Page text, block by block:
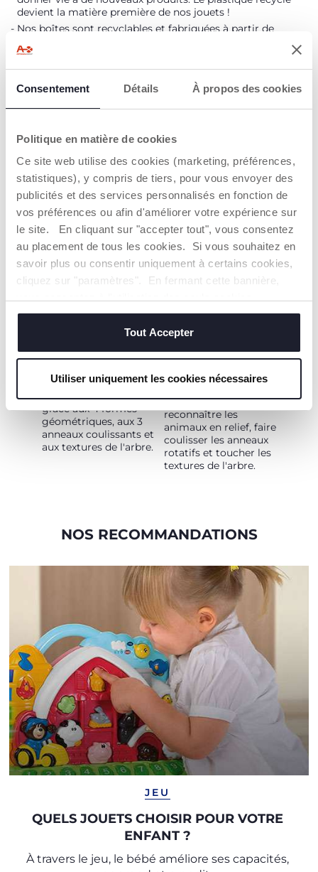
Consentement Détails À propos des cookies
Politique en matière de cookies
Ce site web utilise des cookies (marketing, préférences,
statistiques), y compris de tiers, pour vous envoyer des
publicités et des services personnalisés en fonction de
vos préférences ou afin d'améliorer votre expérience sur
le site. En cliquant sur "accepter tout", vous consentez
au placement de tous les cookies. Si vous souhaitez en
savoir plus ou consentir uniquement à certains cookies,
cliquez sur "paramètres". En fermant cette bannière,
techniques, qui sont essentiels au service demandé.
Tout Accepter
Utiliser uniquement les cookies nécessaires
devient la matière première de nos jouets !
Nos boîtes sont recyclables et fabriquées à partir de
forêts et de la biodiversité, des personnes et des
écosystèmes qui en dépendent.
CARACTÉRISTIQUES DU PRODUIT
JEU ÉDUCATIF
manuelle, les
et le développement
des capacités tactiles
grâce aux 4 formes
géométriques, aux 3
anneaux coulissants et
aux textures de l'arbre.
DE NOMBREUSES
ACTIVITÉS
MANUELLES
Les enfants
s'amuseront à trouver
la forme géométrique
à insérer dans le bon
également
reconnaître les
animaux en relief, faire
coulisser les anneaux
rotatifs et toucher les
textures de l'arbre.
NOS RECOMMANDATIONS
JEU
QUELS JOUETS CHOISIR POUR VOTRE
ENFANT ?
À travers le jeu, le bébé améliore ses capacités,